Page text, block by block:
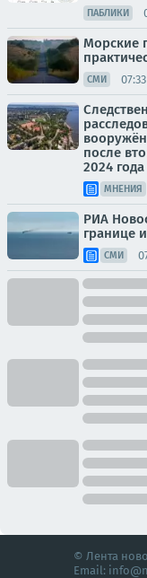
ПАБЛИКИ
Морские
СМИ 07:33
после
2024 года
МНЕНИЯ
РИА
границе
СМИ
© Лента
Email: